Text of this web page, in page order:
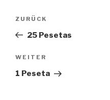
Beitrags-
Vorheriger
Beitrag
ZURÜCK
25 Pesetas
Nächster
Beitrag
WEITER
1 Peseta